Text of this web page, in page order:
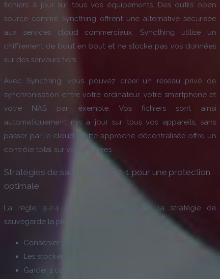
fichiers à jour sur tous vos équipements. Des outils open
source comme Syncthing offrent une alternative sécurisée
aux services cloud commerciaux. Syncthing utilise un
chiffrement de bout en bout et ne stocke pas vos données
sur des serveurs tiers.
Avec Syncthing, vous pouvez créer un réseau privé de
synchronisation entre votre ordinateur, votre smartphone et
votre NAS par exemple. Vos fichiers sont ainsi
automatiquement mis à jour sur tous vos appareils, sans
passer par le cloud. Cette approche décentralisée offre un
contrôle total sur vos données.
Stratégies de sauvegarde 3-2-1 pour une protection
optimale
La règle 3-2-1 est considérée comme la stratégie de
sauvegarde la plus fiable. Elle consiste à :
Conserver 3 copies de vos données
Les stocker sur 2 types de supports différents
Garder 1 copie hors site (dans le cloud ou